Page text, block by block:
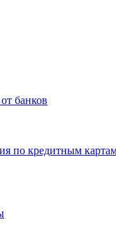
банков
по кредитным